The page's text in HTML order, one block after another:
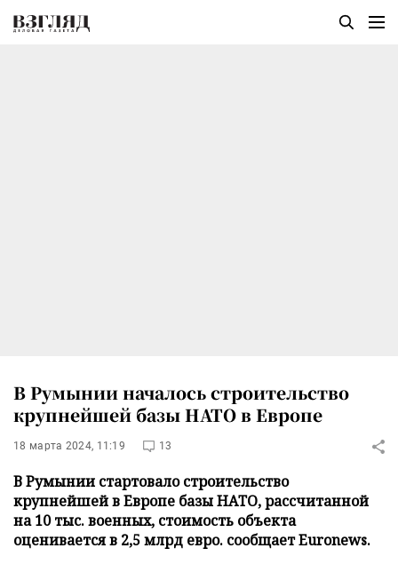
В Румынии началось строительство
крупнейшей базы НАТО в Европе
18 марта 2024, 11:19 13
В Румынии стартовало строительство
крупнейшей в Европе базы НАТО, рассчитанной
на 10 тыс. военных, стоимость объекта
оценивается в 2,5 млрд евро. сообщает Euronews.